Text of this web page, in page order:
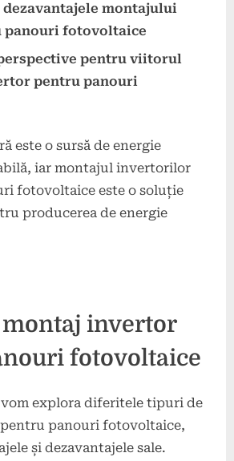
dezavantajele montajului
fotovoltaice
pentru viitorul
pentru panouri
este o sursă de energie
iar montajul invertorilor
fotovoltaice este o soluție
producerea de energie
invertor
fotovoltaice
explora diferitele tipuri de
panouri fotovoltaice,
și dezavantajele sale.